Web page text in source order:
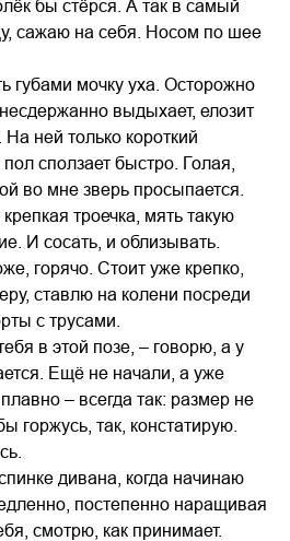
бы стёрся. А так в самый
сажаю на себя. Носом по шее
губами мочку уха. Осторожно
выдыхает, елозит
На ней только короткий
сползает быстро. Голая,
во мне зверь просыпается.
троечка, мять такую
И сосать, и облизывать.
горячо. Стоит уже крепко,
ставлю на колени посреди
с трусами.
в этой позе, – говорю, а у
Ещё не начали, а уже
– всегда так: размер не
горжусь, так, констатирую.
дивана, когда начинаю
постепенно наращивая
смотрю, как принимает.